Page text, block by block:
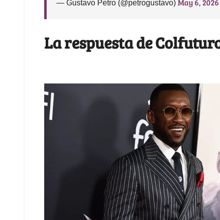
— Gustavo Petro (@petrogustavo) May 6, 2026
La respuesta de